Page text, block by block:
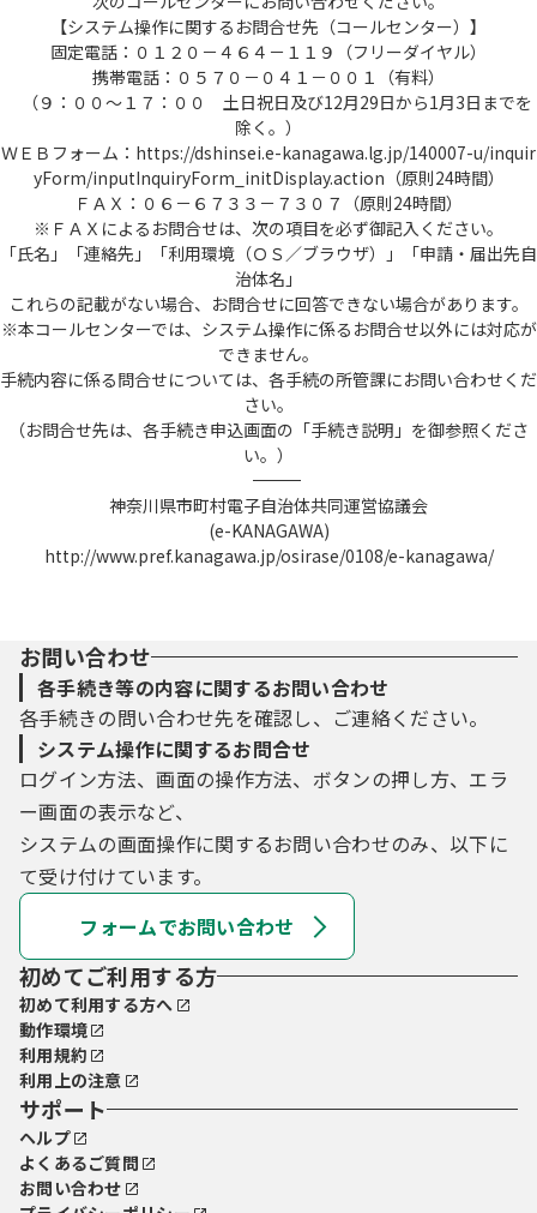
【システム操作に関するお問合せ先（コールセンター）】
固定電話：０１２０－４６４－１１９（フリーダイヤル）
携帯電話：０５７０－０４１－００１（有料）
（９：００～１７：００ 土日祝日及び12月29日から1月3日までを
除く。）
ＷＥＢフォーム：https://dshinsei.e-kanagawa.lg.jp/140007-u/inquir
yForm/inputInquiryForm_initDisplay.action（原則24時間）
ＦＡＸ：０６－６７３３－７３０７（原則24時間）
※ＦＡＸによるお問合せは、次の項目を必ず御記入ください。
「氏名」「連絡先」「利用環境（ＯＳ／ブラウザ）」「申請・届出先自
治体名」
これらの記載がない場合、お問合せに回答できない場合があります。
※本コールセンターでは、システム操作に係るお問合せ以外には対応が
できません。
手続内容に係る問合せについては、各手続の所管課にお問い合わせくだ
さい。
（お問合せ先は、各手続き申込画面の「手続き説明」を御参照くださ
い。）
――――――――――――――――――――――――――――――――――――――――――――――――――
神奈川県市町村電子自治体共同運営協議会
(e-KANAGAWA)
http://www.pref.kanagawa.jp/osirase/0108/e-kanagawa/
お問い合わせ
各手続き等の内容に関するお問い合わせ
各手続きの問い合わせ先を確認し、ご連絡ください。
システム操作に関するお問合せ
ログイン方法、画面の操作方法、ボタンの押し方、エラ
ー画面の表示など、
システムの画面操作に関するお問い合わせのみ、以下に
て受け付けています。
フォームでお問い合わせ
初めてご利用する方
初めて利用する方へ
動作環境
利用規約
利用上の注意
サポート
ヘルプ
よくあるご質問
お問い合わせ